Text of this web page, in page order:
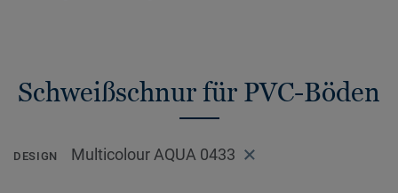
Schweißschnur für PVC-Böden
DESIGN Multicolour AQUA 0433